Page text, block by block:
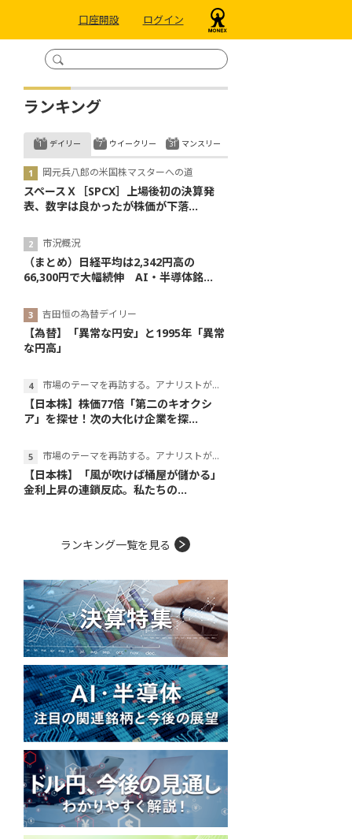
口座開設 ログイン
ランキング
デイリー
岡元兵八郎の米国株マスターへの道
スペースＸ［SPCX］上場後初の決算発
表、数字は良かったが株価が下落...
市況概況
（まとめ）日経平均は2,342円高の
66,300円で大幅続伸 AI・半導体銘...
吉田恒の為替デイリー
【為替】「異常な円安」と1995年「異常
な円高」
市場のテーマを再訪する。アナリストが読み解くテーマの本質
【日本株】株価77倍「第二のキオクシ
ア」を探せ！次の大化け企業を探...
市場のテーマを再訪する。アナリストが読み解くテーマの本質
【日本株】「風が吹けば桶屋が儲かる」
金利上昇の連鎖反応。私たちの...
ウイークリー マンスリー
ランキング一覧を見る